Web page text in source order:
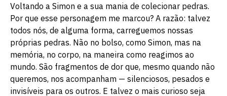
Voltando a Simon e a sua mania de colecionar pedras.
Por que esse personagem me marcou? A razão: talvez
todos nós, de alguma forma, carreguemos nossas
próprias pedras. Não no bolso, como Simon, mas na
memória, no corpo, na maneira como reagimos ao
mundo. São fragmentos de dor que, mesmo quando não
queremos, nos acompanham — silenciosos, pesados e
invisíveis para os outros. E talvez o mais curioso seja